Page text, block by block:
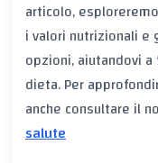
articolo,
i valori nutrizionali
opzioni, aiutandovi
dieta. Per
anche consultare il
salute